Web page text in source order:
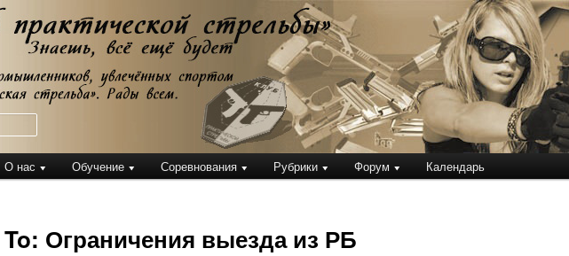
стрельбы
стрельбы
О нас Обучение Соревнования Рубрики Форум Календарь
Ограничения выезда из РБ